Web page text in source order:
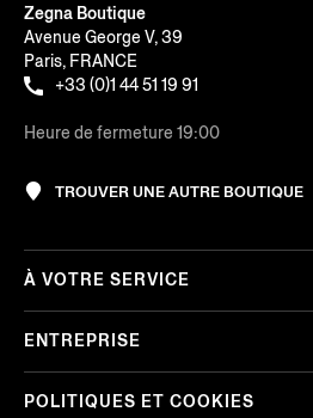
Zegna Boutique
Avenue George V, 39
Paris, FRANCE
+33 (0)1 44 51 19 91
Heure de fermeture 19:00
TROUVER UNE AUTRE BOUTIQUE
À VOTRE SERVICE
ENTREPRISE
POLITIQUES ET COOKIES